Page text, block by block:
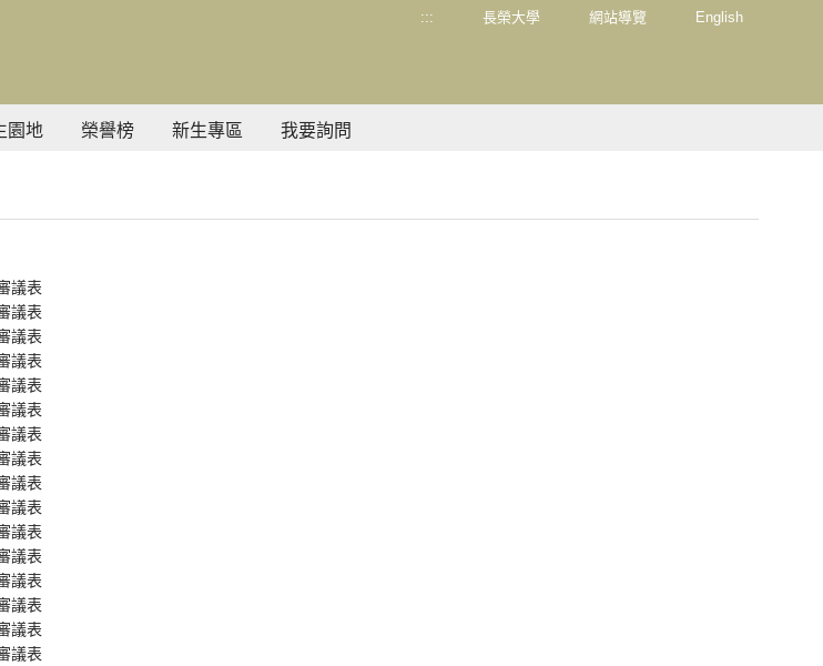
::: 長榮大學 網站導覽 English
園地 榮譽榜 新生專區 我要詢問
議表
議表
議表
議表
議表
議表
議表
議表
議表
議表
議表
議表
議表
議表
議表
議表